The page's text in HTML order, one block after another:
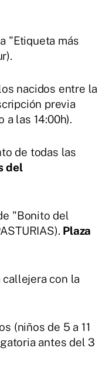
"Etiqueta más
nacidos entre la
previa
las 14:00h).
de todas las
del
"Bonito del
Plaza
callejera con la
(niños de 5 a 11
antes del 3